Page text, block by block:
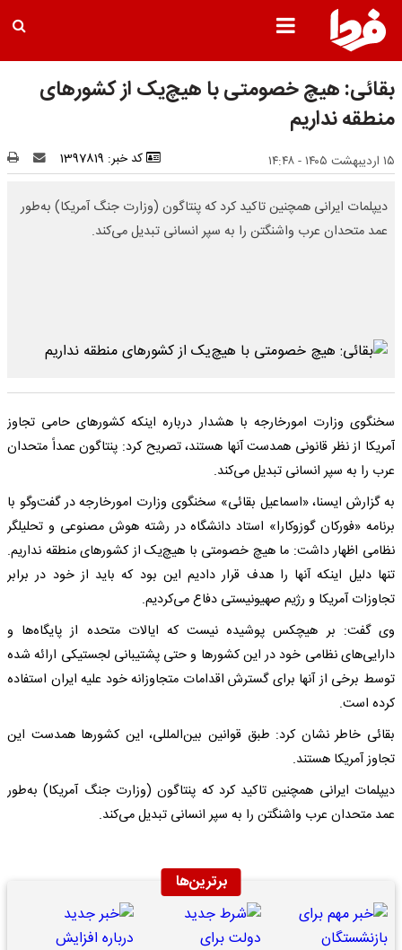
بقائی: هیچ خصومتی با هیچ‌یک‌ از کشورهای
منطقه نداریم
۱۵ اردیبهشت ۱۴۰۵ - ۱۴:۴۸ کد خبر: 1397819
دیپلمات ایرانی همچنین تاکید کرد که پنتاگون (وزارت جنگ آمریکا) به‌طور
عمد متحدان عرب واشنگتن را به سپر انسانی تبدیل می‌کند.
سخنگوی‌ وزارت امورخارجه با هشدار درباره اینکه کشورهای حامی تجاوز
آمریکا از نظر قانونی همدست آنها هستند، تصریح کرد: پنتاگون عمداً متحدان
عرب را به سپر انسانی تبدیل می‌کند.
به گزارش ایسنا، «اسماعیل بقائی» سخنگوی‌ وزارت امورخارجه در گفت‌وگو با
برنامه «فورکان گوزوکارا» استاد دانشگاه در رشته هوش مصنوعی و تحلیلگر
نظامی اظهار داشت: ما هیچ خصومتی با هیچ‌یک‌ از کشورهای منطقه نداریم.
تنها دلیل اینکه آنها را هدف قرار دادیم این بود که باید از خود در برابر
تجاوزات آمریکا و رژیم صهیونیستی دفاع می‌کردیم.
وی گفت: بر هیچکس پوشیده نیست که ایالات متحده از پایگاه‌ها و
دارایی‌های نظامی خود در این کشورها و حتی پشتیبانی لجستیکی ارائه شده
توسط برخی از آنها برای گسترش اقدامات متجاوزانه خود علیه ایران استفاده
کرده است.
بقائی خاطر نشان کرد: طبق قوانین بین‌المللی، این کشورها همدست این
تجاوز آمریکا هستند.
دیپلمات ایرانی همچنین تاکید کرد که پنتاگون (وزارت جنگ آمریکا) به‌طور
عمد متحدان عرب واشنگتن را به سپر انسانی تبدیل می‌کند.
برترین‌ها